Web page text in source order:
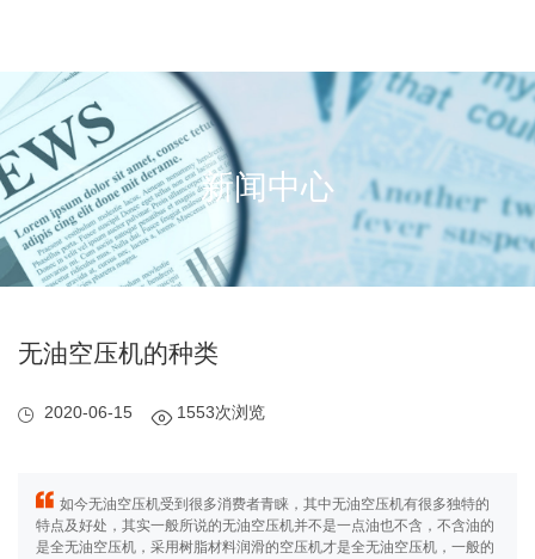
新闻中心
无油空压机的种类
2020-06-15 1553次浏览
如今无油空压机受到很多消费者青睐，其中无油空压机有很多独特的
特点及好处，其实一般所说的无油空压机并不是一点油也不含，不含油的
是全无油空压机，采用树脂材料润滑的空压机才是全无油空压机，一般的